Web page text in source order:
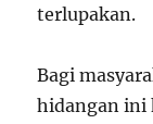
terlupakan.
Bagi
hidangan ini